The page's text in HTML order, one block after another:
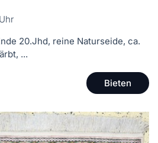
20.Jhd, reine Naturseide, ca.
...
Bieten